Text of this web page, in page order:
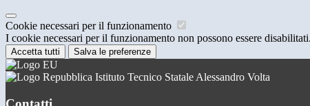
Cookie necessari per il funzionamento
I cookie necessari per il funzionamento non possono essere
Accetta tutti Salva le preferenze
Istituto Tecnico Statale Alessandro Volta